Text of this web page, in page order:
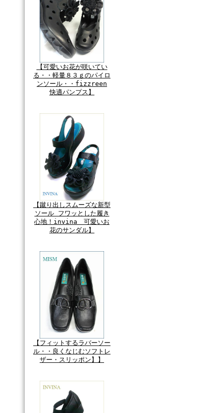
【可愛いお花が咲いてい
る・・軽量８３ｇのパイロ
ンソール・・fizzreen
快適パンプス】
【蹴り出しスムーズな新型
ソール フワッとした履き
心地！invina 可愛いお
花のサンダル】
【フィットするラバーソー
ル・・良くなじむソフトレ
ザー・スリッポン】】